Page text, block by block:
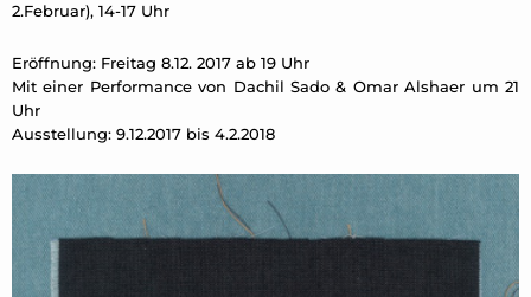
2.Februar), 14-17 Uhr
Eröffnung: Freitag 8.12. 2017 ab 19 Uhr
Mit einer Performance von Dachil Sado & Omar Alshaer um 21
Uhr
Ausstellung: 9.12.2017 bis 4.2.2018